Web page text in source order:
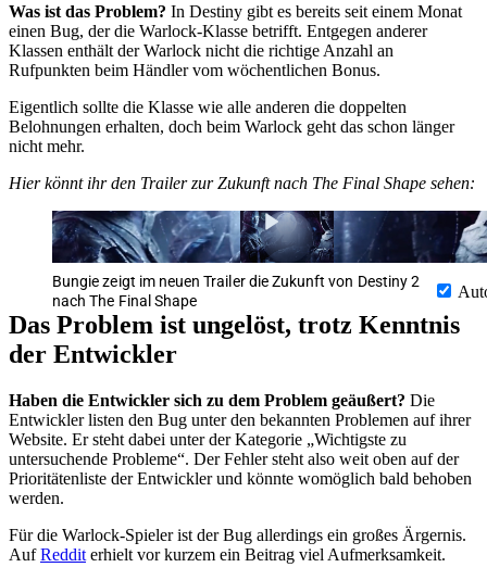
Was ist das Problem? In Destiny gibt es bereits seit einem Monat
einen Bug, der die Warlock-Klasse betrifft. Entgegen anderer
Klassen enthält der Warlock nicht die richtige Anzahl an
Rufpunkten beim Händler vom wöchentlichen Bonus.
Eigentlich sollte die Klasse wie alle anderen die doppelten
Belohnungen erhalten, doch beim Warlock geht das schon länger
nicht mehr.
Hier könnt ihr den Trailer zur Zukunft nach The Final Shape sehen:
Bungie zeigt im neuen Trailer die Zukunft von Destiny 2
nach The Final Shape
Das Problem ist ungelöst, trotz Kenntnis
der Entwickler
Haben die Entwickler sich zu dem Problem geäußert? Die
Entwickler listen den Bug unter den bekannten Problemen auf ihrer
Website. Er steht dabei unter der Kategorie „Wichtigste zu
untersuchende Probleme“. Der Fehler steht also weit oben auf der
Prioritätenliste der Entwickler und könnte womöglich bald behoben
werden.
Für die Warlock-Spieler ist der Bug allerdings ein großes Ärgernis.
AufReddit erhielt vor kurzem ein Beitrag viel Aufmerksamkeit.